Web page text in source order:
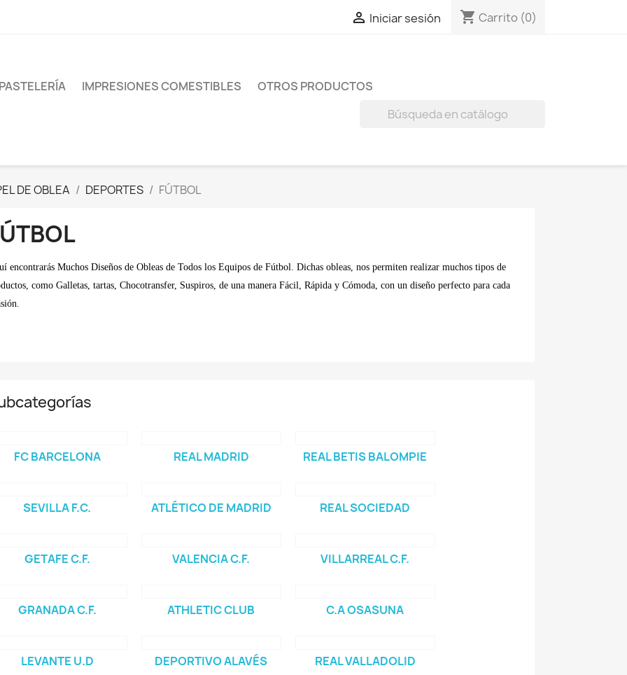
 Iniciar sesión shopping_cart Carrito (0)
PASTELERÍA IMPRESIONES COMESTIBLES OTROS PRODUCTOS
DE OBLEA DEPORTES FÚTBOL
encontrarás Muchos Diseños de Obleas de Todos los Equipos de Fútbol. Dichas obleas, nos permiten realizar muchos tipos de
como Galletas, tartas, Chocotransfer, Suspiros, de una manera Fácil, Rápida y Cómoda, con un diseño perfecto para cada
FC BARCELONA REAL MADRID REAL BETIS BALOMPIE
SEVILLA F.C. ATLÉTICO DE MADRID REAL SOCIEDAD
GETAFE C.F. VALENCIA C.F. VILLARREAL C.F.
GRANADA C.F. ATHLETIC CLUB C.A OSASUNA
LEVANTE U.D DEPORTIVO ALAVÉS REAL VALLADOLID